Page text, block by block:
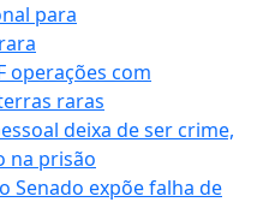
para
operações com
raras
deixa de ser crime,
na prisão
Senado expõe falha de